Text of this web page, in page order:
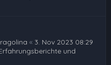
« 3. Nov 2023 08:29
und